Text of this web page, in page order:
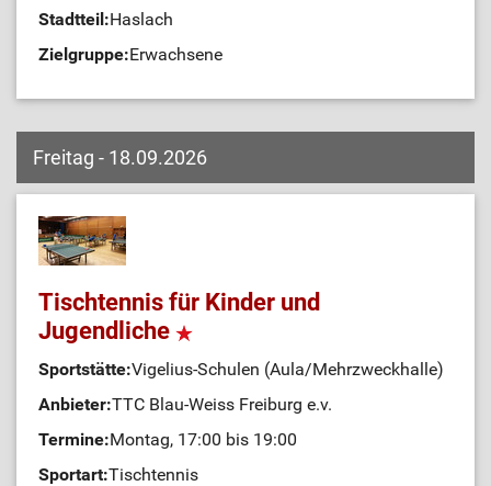
Stadtteil:Haslach
Zielgruppe:Erwachsene
Freitag - 18.09.2026
Tischtennis für Kinder und
Jugendliche
Sportstätte:Vigelius-Schulen (Aula/Mehrzweckhalle)
Anbieter:TTC Blau-Weiss Freiburg e.v.
Termine:Montag, 17:00 bis 19:00
Sportart:Tischtennis